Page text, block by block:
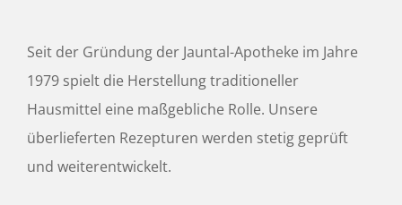
Seit der Gründung der Jauntal-Apotheke im Jahre
1979 spielt die Herstellung traditioneller
Hausmittel eine maßgebliche Rolle. Unsere
überlieferten Rezepturen werden stetig geprüft
und weiterentwickelt.